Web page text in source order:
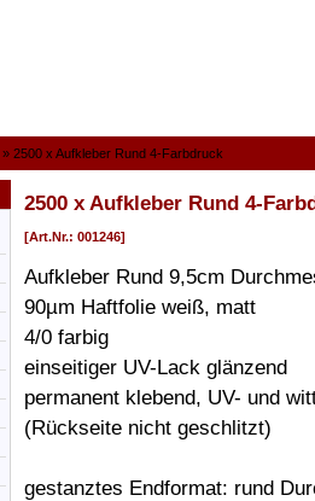
» 2500 x Aufkleber Rund 4-Farbdruck
2500 x Aufkleber Rund 4-
[Art.Nr.: 001246]
Aufkleber Rund 9,5cm
90µm Haftfolie weiß, matt
4/0 farbig
einseitiger UV-Lack glänzend
permanent klebend, UV- und
(Rückseite nicht geschlitzt)
gestanztes Endformat: rund